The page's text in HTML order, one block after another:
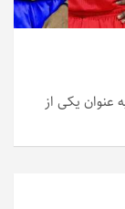
عنوان یکی از